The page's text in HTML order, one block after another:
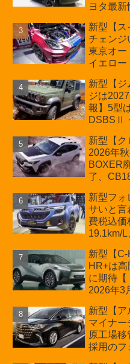
ヨタ最新
ほか「コ
D:5対抗
ン
新型【ス
チェンジ
東京オー
イエロー
プが争点
車「
新型【ジ
ジは
報】5型
DSBSⅡ
新型【ク
2026年
BOXER
了、
新型フォ
サいと言
費税込
19.1km/
カーオブ
も残る注
新型【
HR+は
に期待【
2026年3
新型【ア
マイナー
原工場
採用のフ